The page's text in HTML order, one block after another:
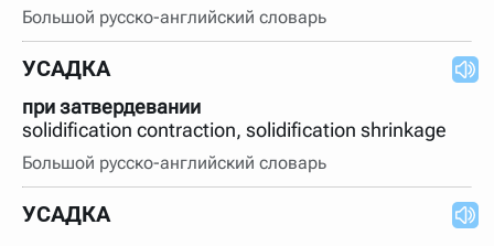
Большой русско-английский словарь
УСАДКА
при затвердевании
solidification contraction, solidification shrinkage
Большой русско-английский словарь
УСАДКА